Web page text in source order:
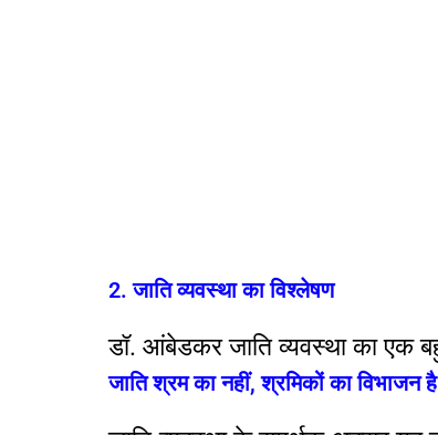
2. जाति व्यवस्था का विश्लेषण
डॉ. आंबेडकर जाति व्यवस्था का एक
जाति श्रम का नहीं, श्रमिकों का विभाजन है